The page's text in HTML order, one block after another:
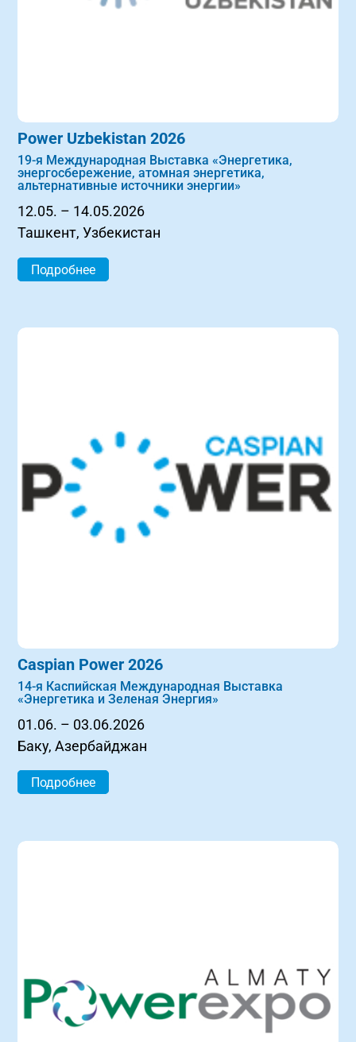
Power Uzbekistan 2026
19-я Международная Выставка «Энергетика,
энергосбережение, атомная энергетика,
альтернативные источники энергии»
12.05. – 14.05.2026
Ташкент, Узбекистан
Подробнее
Caspian Power 2026
14-я Каспийская Международная Выставка
«Энергетика и Зеленая Энергия»
01.06. – 03.06.2026
Баку, Азербайджан
Подробнее